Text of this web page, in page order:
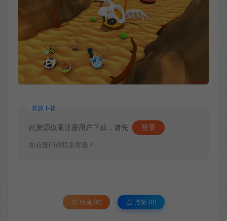
资源下载
此资源仅限注册用户下载，请先 登录
如有疑问请联系客服！
收藏 (0) 点赞 (0)